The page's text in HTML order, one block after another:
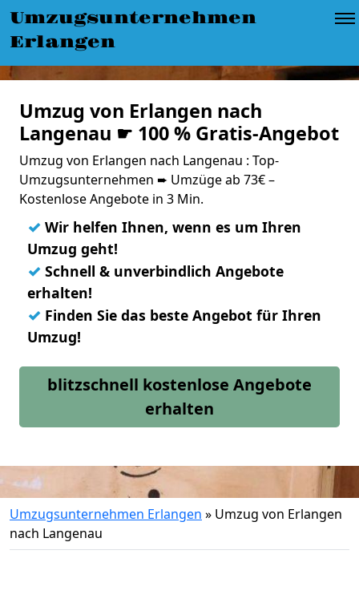
Umzugsunternehmen
Erlangen
Umzug von Erlangen nach
Langenau ☛ 100 % Gratis-Angebot
Umzug von Erlangen nach Langenau : Top-
Umzugsunternehmen ➨ Umzüge ab 73€ –
Kostenlose Angebote in 3 Min.
✓ Wir helfen Ihnen, wenn es um Ihren
Umzug geht!
✓ Schnell & unverbindlich Angebote
erhalten!
✓ Finden Sie das beste Angebot für Ihren
Umzug!
blitzschnell kostenlose Angebote
erhalten
Umzugsunternehmen Erlangen » Umzug von Erlangen
nach Langenau